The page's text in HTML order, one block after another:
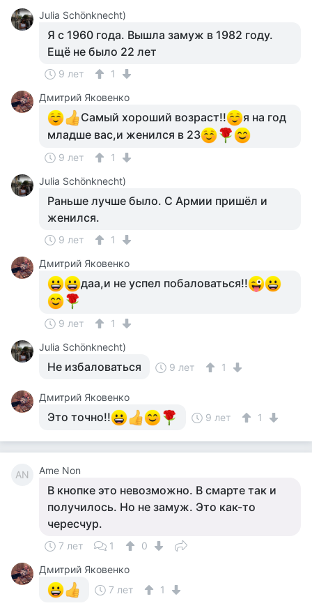
Julia Schönknecht)
Я с 1960 года. Вышла замуж в 1982 году.
Ещё не было 22 лет
9 лет
1
Дмитрий Яковенко
Самый хороший возраст!!
я на год
младше вас,и женился в 23
9 лет
1
Julia Schönknecht)
Раньше лучше было. С Армии пришёл и
женился.
9 лет
1
Дмитрий Яковенко
даа,и не успел побаловаться!!
9 лет
1
Julia Schönknecht)
Не избаловаться 9 лет 1
Дмитрий Яковенко
Это точно!! 9 лет 1
AN Ame Non
В кнопке это невозможно. В смарте так и
получилось. Но не замуж. Это как-то
чересчур.
7 лет 1
0
Дмитрий Яковенко
7 лет
1